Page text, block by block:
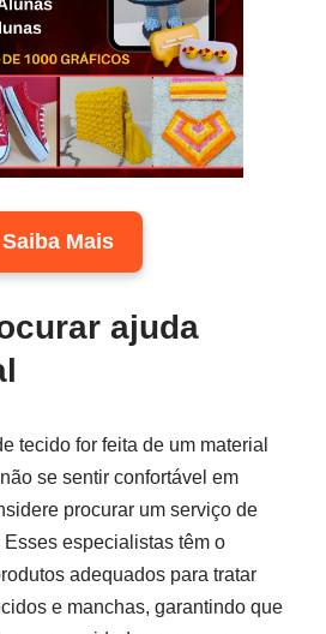
Saiba Mais
ajuda
tecido for feita de um material
se sentir confortável em
procurar um serviço de
Esses especialistas têm o
adequados para tratar
e manchas, garantindo que